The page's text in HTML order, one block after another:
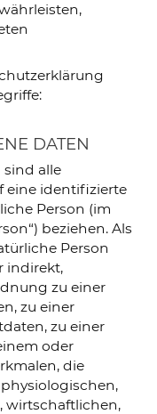
DATEN
sind alle
eine identifizierte
Person (im
beziehen. Als
Person
indirekt,
zu einer
zu einer
zu einer
oder
die
wirtschaftlichen,